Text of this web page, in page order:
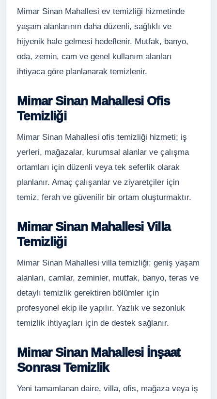
Mimar Sinan Mahallesi ev temizliği hizmetinde
yaşam alanlarının daha düzenli, sağlıklı ve
hijyenik hale gelmesi hedeflenir. Mutfak, banyo,
oda, zemin, cam ve genel kullanım alanları
ihtiyaca göre planlanarak temizlenir.
Mimar Sinan Mahallesi Ofis
Temizliği
Mimar Sinan Mahallesi ofis temizliği hizmeti; iş
yerleri, mağazalar, kurumsal alanlar ve çalışma
ortamları için düzenli veya tek seferlik olarak
planlanır. Amaç çalışanlar ve ziyaretçiler için
temiz, ferah ve güvenilir bir ortam oluşturmaktır.
Mimar Sinan Mahallesi Villa
Temizliği
Mimar Sinan Mahallesi villa temizliği; geniş yaşam
alanları, camlar, zeminler, mutfak, banyo, teras ve
detaylı temizlik gerektiren bölümler için
profesyonel ekip ile yapılır. Yazlık ve sezonluk
temizlik ihtiyaçları için de destek sağlanır.
Mimar Sinan Mahallesi İnşaat
Sonrası Temizlik
Yeni tamamlanan daire, villa, ofis, mağaza veya iş